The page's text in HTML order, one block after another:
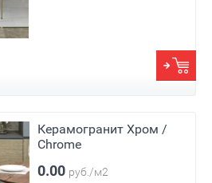
Керамогранит Хром /
Chrome
0.00 руб./м2